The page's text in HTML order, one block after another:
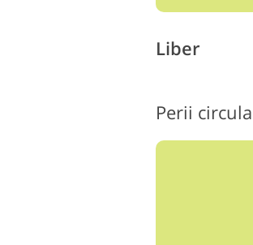
Liber
Perii